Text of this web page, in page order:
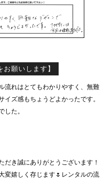
お願いします】
流れはとてもわかりやすく、無難
ズ感もちょうどよかったです。
した。
だき誠にありがとうございます！
変嬉しく存じます🌷レンタルの流